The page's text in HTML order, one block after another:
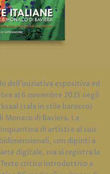
dell’iniziativa espositiva ed
al 6 novembre 2025 negli
(sala in stile barocco)
Monaco di Baviera. La
di artisti e al suo
con dipinti a
digitale, ma si registra la
Testo critico introduttivo a